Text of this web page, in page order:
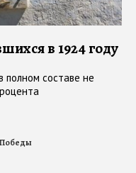
в 1924 году
полном составе не